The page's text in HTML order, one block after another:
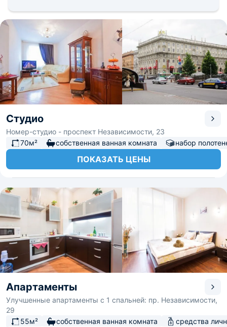
От железнодорожного вокзала до апартаментов всего
одна станция метро. Октябрьский район Минска, в
котором расположены апартаменты, известен своей
архитектурой, а также большим количеством
достопримечательностей.
Студио
Номер-студио - проспект Независимости, 23
70м²
собственная ванная комната набор
ПОКАЗАТЬ ЦЕНЫ
Апартаменты
Улучшенные апартаменты с 1 спальней: пр. Независимости,
29
55м²
собственная ванная комната средства